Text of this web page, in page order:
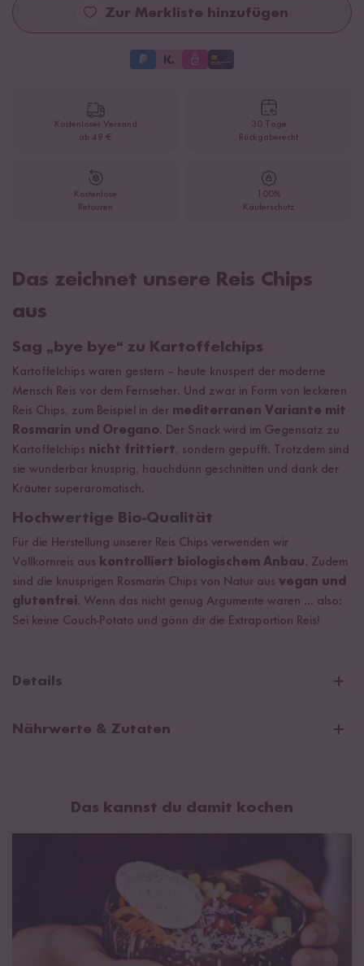
Zur Merkliste hinzufügen
Kostenloser Versand
ab 49 €
30 Tage
Rückgaberecht
Kostenlose
Retouren
100%
Käuferschutz
Das zeichnet unsere Reis Chips
aus
Sag „bye bye“ zu Kartoffelchips
Kartoffelchips waren gestern – heute knuspert der moderne
Mensch Reis vor dem Fernseher. Und zwar in Form von leckeren
Reis Chips, zum Beispiel in der mediterranen Variante mit
Rosmarin und Oregano. Der Snack wird im Gegensatz zu
Kartoffelchips nicht frittiert, sondern gepufft. Trotzdem sind
sie wunderbar knusprig, hauchdünn geschnitten und dank der
Kräuter superaromatisch.
Hochwertige Bio-Qualität
Für die Herstellung unserer Reis Chips verwenden wir
Vollkornreis aus kontrolliert biologischem Anbau. Zudem
sind die knusprigen Rosmarin Chips von Natur aus vegan und
glutenfrei. Wenn das nicht genug Argumente waren … also:
Sei keine Couch-Potato und gönn dir die Extraportion Reis!
Details
Nährwerte & Zutaten
Eiweiß
1,8 g
Das kannst du damit kochen